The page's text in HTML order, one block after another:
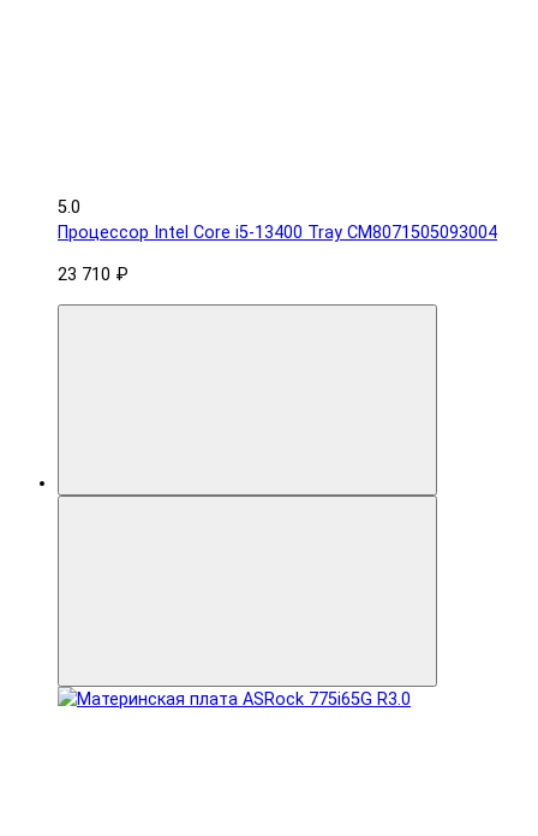
5.0
Процессор Intel Core i5-13400 Tray CM8071505093004
23 710 ₽